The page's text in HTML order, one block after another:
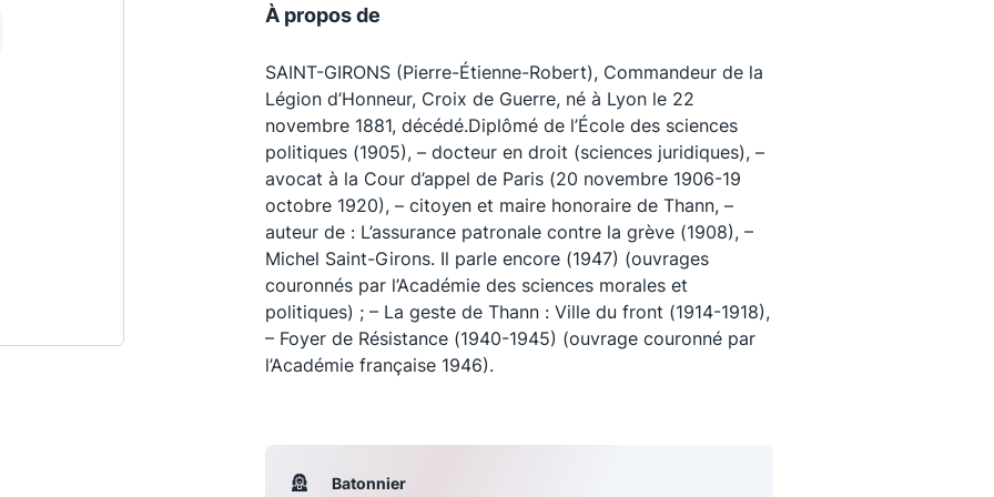
À propos de
SAINT-GIRONS (Pierre-Étienne-Robert), Commandeur de la
Légion d’Honneur, Croix de Guerre, né à Lyon le 22
novembre 1881, décédé.Diplômé de l’École des sciences
politiques (1905), – docteur en droit (sciences juridiques), –
avocat à la Cour d’appel de Paris (20 novembre 1906-19
octobre 1920), – citoyen et maire honoraire de Thann, –
auteur de : L’assurance patronale contre la grève (1908), –
Michel Saint-Girons. Il parle encore (1947) (ouvrages
couronnés par l’Académie des sciences morales et
politiques) ; – La geste de Thann : Ville du front (1914-1918),
– Foyer de Résistance (1940-1945) (ouvrage couronné par
l’Académie française 1946).
Batonnier
Suivez-nous